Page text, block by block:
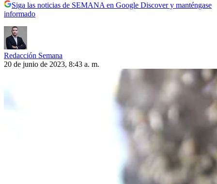
Siga las noticias de SEMANA en Google Discover y manténgase
informado
Redacción Semana
20 de junio de 2023, 8:43 a. m.